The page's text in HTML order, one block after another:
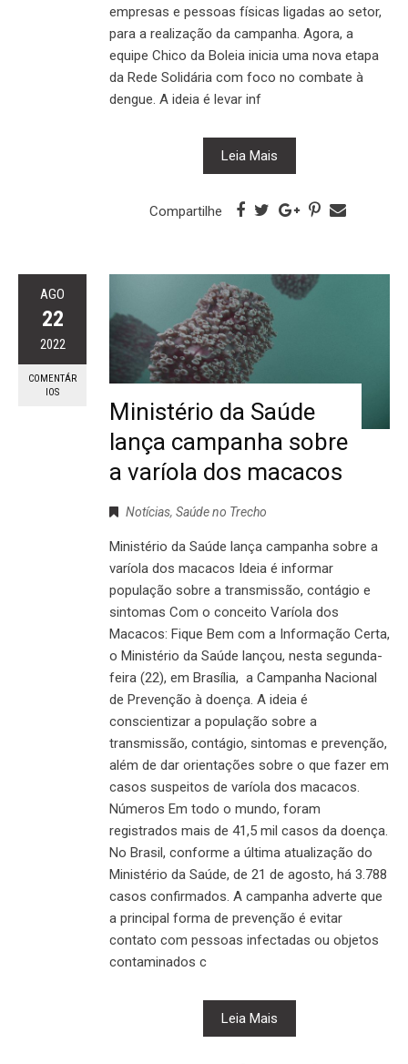
empresas e pessoas físicas ligadas ao setor,
para a realização da campanha. Agora, a
equipe Chico da Boleia inicia uma nova etapa
da Rede Solidária com foco no combate à
dengue. A ideia é levar inf
Leia Mais
Compartilhe
AGO
22
2022
COMENTÁR
IOS
Ministério da Saúde
lança campanha sobre
a varíola dos macacos
Notícias, Saúde no Trecho
Ministério da Saúde lança campanha sobre a
varíola dos macacos Ideia é informar
população sobre a transmissão, contágio e
sintomas Com o conceito Varíola dos
Macacos: Fique Bem com a Informação Certa,
o Ministério da Saúde lançou, nesta segunda-
feira (22), em Brasília, a Campanha Nacional
de Prevenção à doença. A ideia é
conscientizar a população sobre a
transmissão, contágio, sintomas e prevenção,
além de dar orientações sobre o que fazer em
casos suspeitos de varíola dos macacos.
Números Em todo o mundo, foram
registrados mais de 41,5 mil casos da doença.
No Brasil, conforme a última atualização do
Ministério da Saúde, de 21 de agosto, há 3.788
casos confirmados. A campanha adverte que
a principal forma de prevenção é evitar
contato com pessoas infectadas ou objetos
contaminados c
Leia Mais